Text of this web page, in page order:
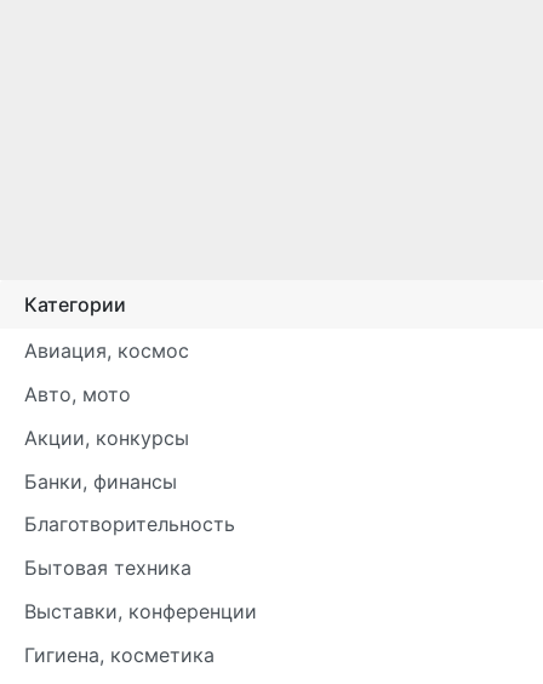
Категории
Авиация, космос
Авто, мото
Акции, конкурсы
Банки, финансы
Благотворительность
Бытовая техника
Выставки, конференции
Гигиена, косметика